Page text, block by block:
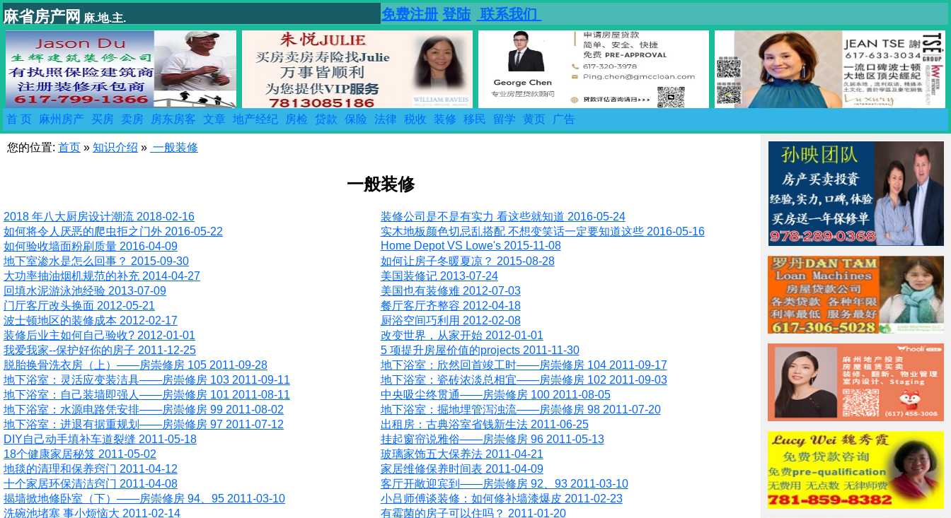
麻省房产网 麻.地.主. 免费注册 登陆 联系我们
首 页 麻州房产 买房 卖房 房东房客 文章 地产经纪 房检 贷款 保险 法律 税收 装修 移民 留学 黄页 广告
您的位置: 首页 » 知识介绍 » 一般装修
一般装修
2018 年八大厨房设计潮流 2018-02-16
装修公司是不是有实力 看这些就知道 2016-05-24
如何将令人厌恶的爬虫拒之门外 2016-05-22
实木地板颜色切忌乱搭配 不想变笑话一定要知道这些 2016-05-16
如何验收墙面粉刷质量 2016-04-09
Home Depot VS Lowe's 2015-11-08
地下室渗水是怎么回事？ 2015-09-30
如何让房子冬暖夏凉？ 2015-08-28
大功率抽油烟机规范的补充 2014-04-27
美国装修记 2013-07-24
回填水泥游泳池经验 2013-07-09
美国也有装修难 2012-07-03
门厅客厅改头换面 2012-05-21
餐厅客厅齐整容 2012-04-18
波士顿地区的装修成本 2012-02-17
厨浴空间巧利用 2012-02-08
装修后业主如何自己验收? 2012-01-01
改变世界，从家开始 2012-01-01
我爱我家--保护好你的房子 2011-12-25
5 项提升房屋价值的projects 2011-11-30
脱胎换骨洗衣房（上）——房崇修房 105 2011-09-28
地下浴室：欣然回首竣工时——房崇修房 104 2011-09-17
地下浴室：灵活应变装洁具——房崇修房 103 2011-09-11
地下浴室：瓷砖浓淡总相宜——房崇修房 102 2011-09-03
地下浴室：自己装墙即强人——房崇修房 101 2011-08-11
中央吸尘终贯通——房崇修房 100 2011-08-05
地下浴室：水源电路凭安排——房崇修房 99 2011-08-02
地下浴室：掘地埋管泻浊流——房崇修房 98 2011-07-20
地下浴室：进退有据重规划——房崇修房 97 2011-07-12
出租房：古典浴室省钱新生法 2011-06-25
DIY自己动手填补车道裂缝 2011-05-18
挂起窗帘说雅俗——房崇修房 96 2011-05-13
18个健康家居秘笈 2011-05-02
玻璃家饰五大保养法 2011-04-21
地毯的清理和保养窍门 2011-04-12
家居维修保养时间表 2011-04-09
十个家居环保清洁窍门 2011-04-08
客厅开敞迎宾到——房崇修房 92、93 2011-03-10
揭墙掀地修卧室（下）——房崇修房 94、95 2011-03-10
小吕师傅谈装修：如何修补墙漆爆皮 2011-02-23
洗碗池堵塞 事小烦恼大 2011-02-14
有霉菌的房子可以住吗？ 2011-01-20